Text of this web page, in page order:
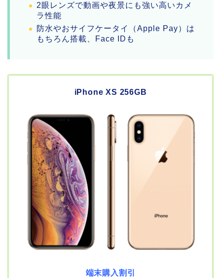
2眼レンズで動画や夜景にも強い高いカメ
ラ性能
防水やおサイフケータイ（Apple Pay）は
もちろん搭載、Face IDも
iPhone XS 256GB
端末購入割引